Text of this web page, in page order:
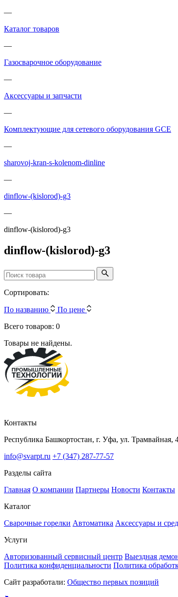
—
Каталог товаров
—
Газосварочное оборудование
—
Аксессуары и запчасти
—
Комплектующие для сетевого оборудования GCE
—
sharovoj-kran-s-kolenom-dinline
—
dinflow-(kislorod)-g3
—
dinflow-(kislorod)-g3
dinflow-(kislorod)-g3
Сортировать:
По названию
По цене
Всего товаров: 0
Товары не найдены.
Контакты
Республика Башкортостан, г. Уфа, ул. Трамвайная,
info@svarpt.ru +7 (347) 287-77-57
Разделы сайта
Главная О компании Партнеры Новости Контакты
Каталог
Cварочные горелки Автоматика Аксессуары и
Услуги
Авторизованный сервисный центр Выездная
Политика конфиденциальности Политика
Сайт разработали: Общество первых позиций